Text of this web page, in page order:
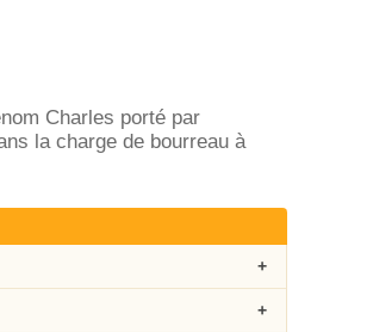
Charles porté par
la charge de bourreau à